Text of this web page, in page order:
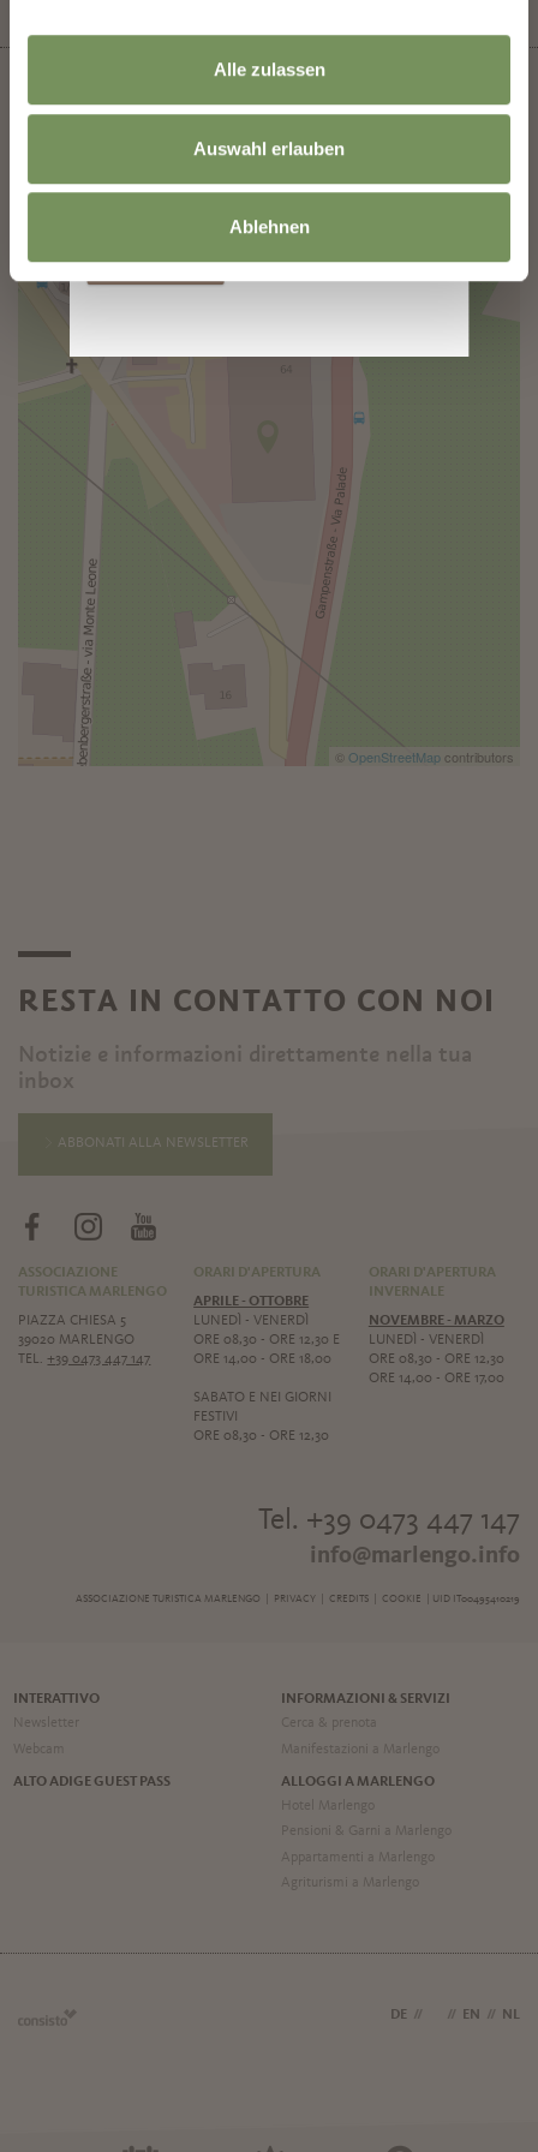
Alle zulassen
Auswahl erlauben
Ablehnen
© OpenStreetMapcontributors
RESTA IN CONTATTO CON NOI
Notizie e informazioni direttamente nella tua
inbox
ABBONATI ALLA NEWSLETTER
ASSOCIAZIONE
TURISTICA MARLENGO
PIAZZA CHIESA 5
39020 MARLENGO
TEL.+39 0473 447 147
ORARI D'APERTURA
APRILE - OTTOBRE
LUNEDÌ - VENERDÌ
ORE 08,30 - ORE 12,30 E
ORE 14,00 - ORE 18,00
SABATO E NEI GIORNI
FESTIVI
ORE 08,30 - ORE 12,30
ORARI D'APERTURA
INVERNALE
NOVEMBRE - MARZO
LUNEDÌ - VENERDÌ
ORE 08,30 - ORE 12,30
ORE 14,00 - ORE 17,00
Tel. +39 0473 447 147
info@marlengo.info
ASSOCIAZIONE TURISTICA MARLENGO | PRIVACY| CREDITS| COOKIE | UID IT00495410219
INTERATTIVO
Newsletter
Webcam
INFORMAZIONI & SERVIZI
Cerca & prenota
Manifestazioni a Marlengo
ALTO ADIGE GUEST PASS
ALLOGGI A MARLENGO
Hotel Marlengo
Pensioni & Garni a Marlengo
Appartamenti a Marlengo
Agriturismi a Marlengo
DE // // EN // NL
Le informazioni sull'utilizzo dei dati sono